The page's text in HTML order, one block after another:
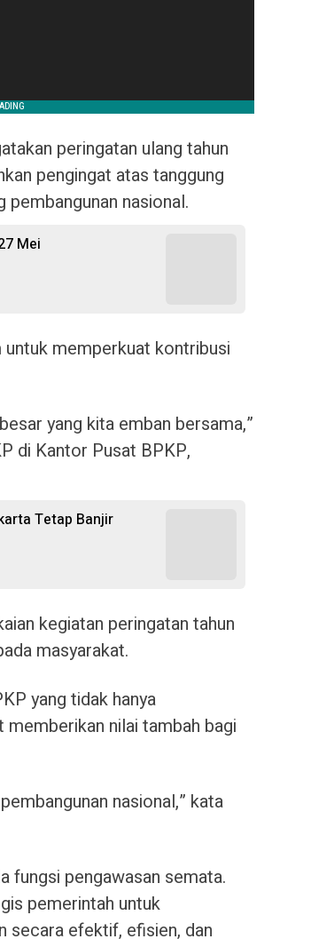
peringatan ulang tahun
pengingat atas tanggung
nasional.
Mei
memperkuat kontribusi
yang kita emban bersama,”
di Kantor Pusat BPKP,
Tetap Banjir
kegiatan peringatan tahun
masyarakat.
yang tidak hanya
nilai tambah bagi
nasional,” kata
fungsi pengawasan semata.
pemerintah untuk
secara efektif, efisien, dan